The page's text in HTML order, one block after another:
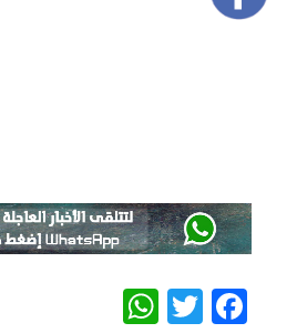
Facebook
Twitter
WhatsApp